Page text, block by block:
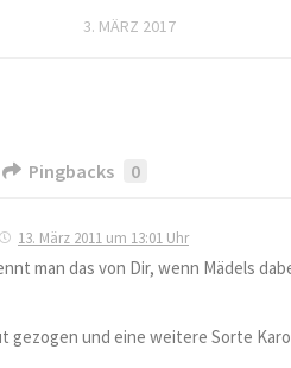
3. MÄRZ 2017
Pingbacks 0
13. März 2011 um 13:01 Uhr
man das von Dir, wenn Mädels
gezogen und eine weitere Sorte